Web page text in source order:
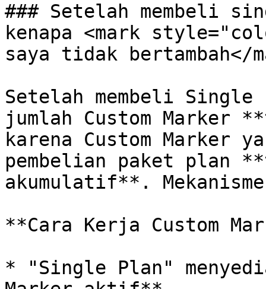
### Setelah membeli
kenapa <mark
saya tidak bertambah</
Setelah membeli
jumlah Custom Marker
karena Custom Marker
pembelian paket plan
akumulatif**.
**Cara Kerja Custom
* "Single Plan"